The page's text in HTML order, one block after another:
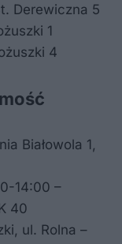
Derewiczna 5
1
4
Białowola 1,
14:00 –
40
ul. Rolna –